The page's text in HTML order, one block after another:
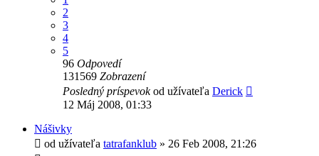
2
3
4
5
96 Odpovedí
131569 Zobrazení
Posledný príspevokod užívateľa Derick
12 Máj 2008, 01:33
Nášivky
od užívateľa tatrafanklub » 26 Feb 2008, 21:26